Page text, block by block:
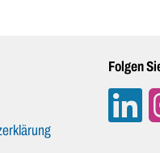
Folgen